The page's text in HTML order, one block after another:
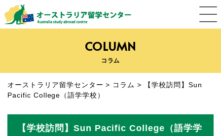
COLUMN
コラム
オーストラリア留学センター > コラム >
【学校訪問】Sun
Pacific College（語学学校）
【学校訪問】Sun Pacific College（語学学